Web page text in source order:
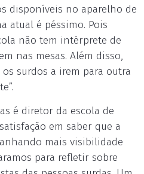
disponíveis no aparelho de
atual é péssimo. Pois
não tem intérprete de
nas mesas. Além disso,
surdos a irem para outra
é diretor da escola de
em saber que a
mais visibilidade
para refletir sobre